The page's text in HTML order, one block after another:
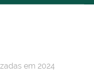
em 2024